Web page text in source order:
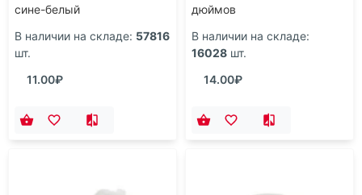
сине-белый
В наличии на складе: 57816
шт.
11.00₽
дюймов
В наличии на складе:
16028 шт.
14.00₽